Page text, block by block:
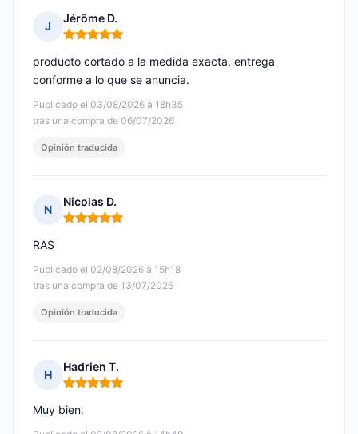
J
Jérôme D.
Nota: 5 de 5
Publicado el 03/08/2026 à 18h35
tras una compra de 06/07/2026
producto cortado a la medida exacta, entrega
conforme a lo que se anuncia.
Opinión traducida
N
Nicolas D.
Nota: 5 de 5
Publicado el 02/08/2026 à 15h18
tras una compra de 13/07/2026
RAS
Opinión traducida
H
Hadrien T.
Nota: 5 de 5
Muy bien.